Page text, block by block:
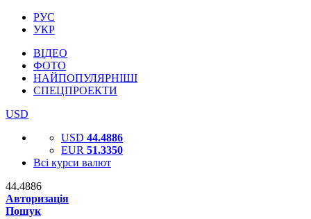
РУС
УКР
ВІДЕО
ФОТО
НАЙПОПУЛЯРНІШІ
СПЕЦПРОЕКТИ
USD
USD 44.4886
EUR 51.3350
Всі курси валют
44.4886
Авторизація
Пошук